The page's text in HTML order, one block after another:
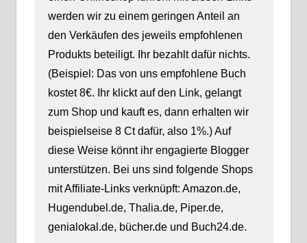
werden wir zu einem geringen Anteil an
den Verkäufen des jeweils empfohlenen
Produkts beteiligt. Ihr bezahlt dafür nichts.
(Beispiel: Das von uns empfohlene Buch
kostet 8€. Ihr klickt auf den Link, gelangt
zum Shop und kauft es, dann erhalten wir
beispielseise 8 Ct dafür, also 1%.) Auf
diese Weise könnt ihr engagierte Blogger
unterstützen. Bei uns sind folgende Shops
mit Affiliate-Links verknüpft: Amazon.de,
Hugendubel.de, Thalia.de, Piper.de,
genialokal.de, bücher.de und Buch24.de.